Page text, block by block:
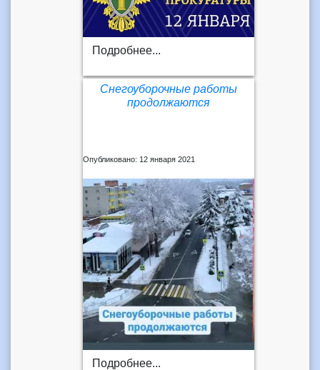
Подробнее...
Снегоуборочные работы
продолжаются
Опубликовано: 12 января 2021
Подробнее...